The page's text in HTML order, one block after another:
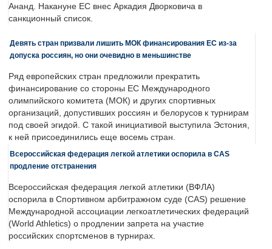
Ананд. Накануне ЕС внес Аркадия Дворковича в
санкционный список.
Девять стран призвали лишить МОК финансирования ЕС из-за
допуска россиян, но они очевидно в меньшинстве
Ряд европейских стран предложили прекратить
финансирование со стороны ЕС Международного
олимпийского комитета (МОК) и других спортивных
организаций, допустивших россиян и белорусов к турнирам
под своей эгидой. С такой инициативой выступила Эстония,
к ней присоединились еще восемь стран.
Всероссийская федерация легкой атлетики оспорила в CAS
продление отстранения
Всероссийская федерация легкой атлетики (ВФЛА)
оспорила в Спортивном арбитражном суде (CAS) решение
Международной ассоциации легкоатлетических федераций
(World Athletics) о продлении запрета на участие
российских спортсменов в турнирах.